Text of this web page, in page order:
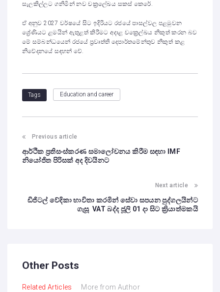
සැලකිල්ලට ගනිමින් නව චක්‍රලේඛය සකස් කෙරේ.
ඒ අනුව 2027 වර්ෂයේ සිට ඉදිරියට රජයේ පාසල්වල පළමුවන
ශ්‍රේණියට ළමයින් ඇතුළත් කිරීමට අදාළ චක්‍රෙල්ඛය නිකුත් කරන බව
මේ සම්බන්ධයෙන් රජයේ ප්‍රවෘත්ති දෙපාර්තමේන්තුව නිකුත් කළ
නිවේදනයේ සඳහන් වේ.
Tags Education and career
Previous article
ආර්ථික ප්‍රතිසංස්කරණ සමාලෝචනය කිරීම සඳහා IMF
නියෝජිත පිරිසක් අද දිවයිනට
Next article
ඩිජිටල් වේදිකා භාවිතා කරමින් සේවා සපයන පුද්ගලයින්ට
ගැසූ VAT බද්ද ජූලි 01 දා සිට ක්‍රියාත්මකයි
Other Posts
Related Articles More from Author